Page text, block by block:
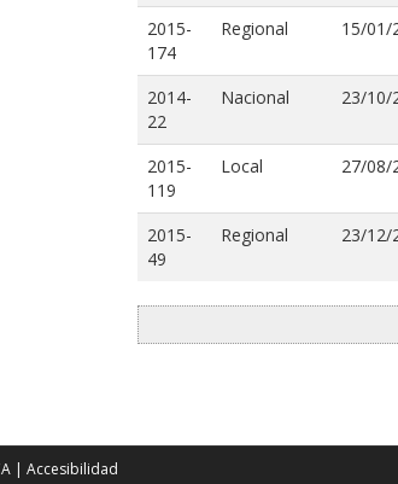
2015-
174
Regional 15/01/
2014-
22
Nacional 23/10/
2015-
119
Local 27/08/
2015-
49
Regional 23/12/
Accesibilidad